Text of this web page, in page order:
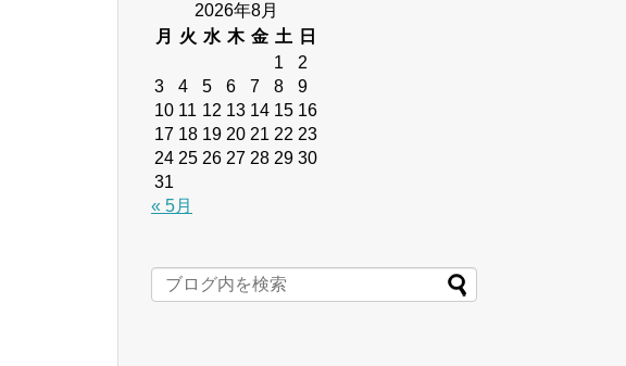
2026年8月
月
火 水 木 金 土
日
1
2
3
4 5 6 7 8
9
10 11 12 13 14 15 16
17 18 19 20 21 22 23
24 25 26 27 28 29 30
31
« 5月